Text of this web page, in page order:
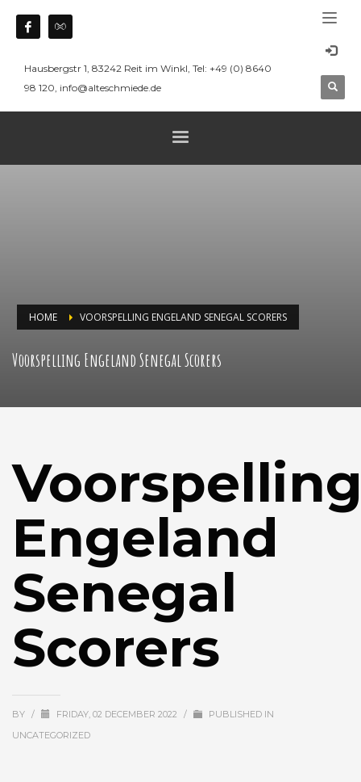
Hausbergstr 1, 83242 Reit im Winkl, Tel: +49 (0) 8640
98 120, info@alteschmiede.de
HOME VOORSPELLING ENGELAND SENEGAL SCORERS
Voorspelling Engeland Senegal Scorers
Engeland
Senegal
Scorers
BY / FRIDAY, 02 DECEMBER 2022 /
PUBLISHED IN
UNCATEGORIZED